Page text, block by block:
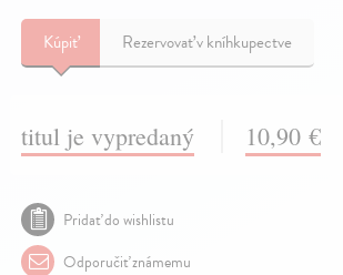
Kúpiť Rezervovať v kníhkupectve
titul je vypredaný 10,90 €
Pridať do wishlistu
Odporučiť známemu